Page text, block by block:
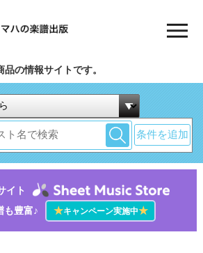
の情報サイトです。
条件を追加
イト
も豊富♪
★キャンペーン実施中★